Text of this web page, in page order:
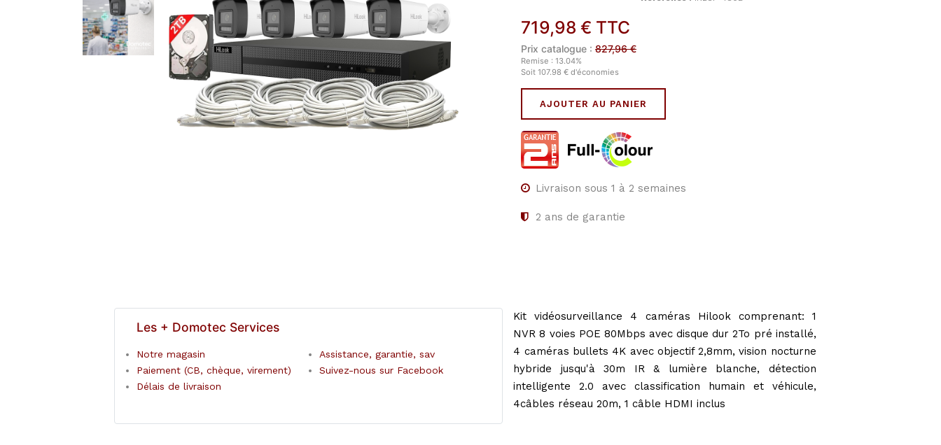
719,98 € TTC
Prix catalogue : 827,96€
Remise : 13.04%
Soit 107.98 € d'économies
AJOUTER AU PANIER
Livraison sous 1 à 2 semaines
2 ans de garantie
Kit vidéosurveillance 4 caméras Hilook comprenant: 1
NVR 8 voies POE 80Mbps avec disque dur 2To pré installé,
4 caméras bullets 4K avec objectif 2,8mm, vision nocturne
hybride jusqu'à 30m IR & lumière blanche, détection
intelligente 2.0 avec classification humain et véhicule,
4câbles réseau 20m, 1 câble HDMI inclus
Les + Domotec Services
Notre magasin
Paiement (CB, chèque, virement)
Délais de livraison
Assistance, garantie, sav
Suivez-nous sur Facebook